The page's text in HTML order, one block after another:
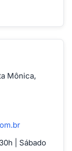
Mônica,
| Sábado